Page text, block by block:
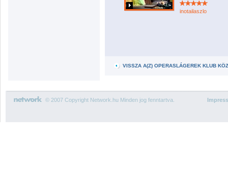
inotailaszlo
VISSZA A(Z) OPERASLÁGEREK KLUB
© 2007 Copyright Network.hu Minden jog fenntartva.